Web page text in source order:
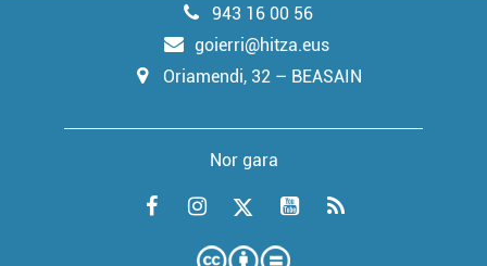
943 16 00 56
goierri@hitza.eus
Oriamendi, 32 – BEASAIN
Nor gara